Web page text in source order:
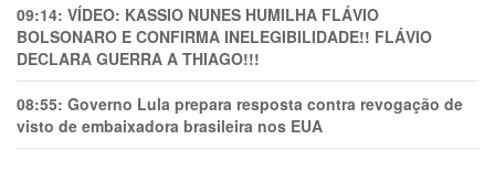
09:14: VÍDEO: KASSIO NUNES HUMlLHA FLÁVIO
BOLSONARO E CONFIRMA INELEGIBILIDADE!! FLÁVIO
DECLARA GUERRA A THIAGO!!!
08:55: Governo Lula prepara resposta contra revogação de
visto de embaixadora brasileira nos EUA